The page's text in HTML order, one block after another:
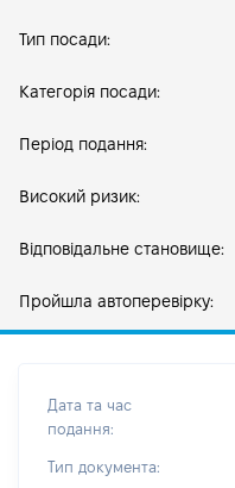
Тип посади:
Категорія посади:
Період подання:
Високий ризик:
Відповідальне становище:
Пройшла автоперевірку:
Дата та час
подання:
Тип документа: